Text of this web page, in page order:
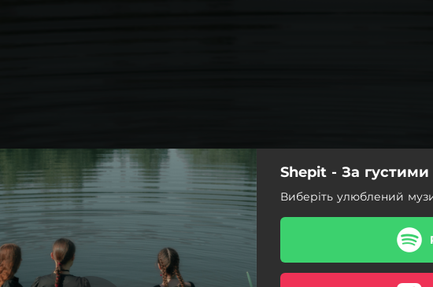
You're all set!
За густими лозоньками
За густими лозоньками
Shepit - За
Виберіть улюблений